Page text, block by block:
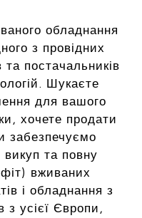
обладнання
з провідних
постачальників
Шукаєте
для вашого
хочете продати
забезпечуємо
та повну
вживаних
і обладнання з
з усієї Європи,